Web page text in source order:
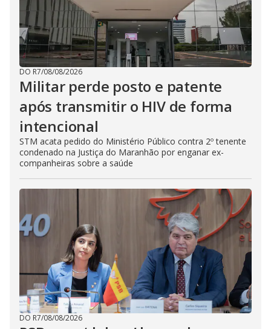
DO R7/08/08/2026
Militar perde posto e patente
após transmitir o HIV de forma
intencional
STM acata pedido do Ministério Público contra 2º tenente
condenado na Justiça do Maranhão por enganar ex-
companheiras sobre a saúde
DO R7/08/08/2026